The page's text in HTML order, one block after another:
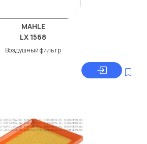
MAHLE
LX 1568
Воздушный фильтр